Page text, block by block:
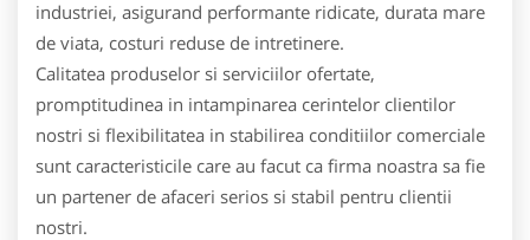
industriei, asigurand performante ridicate, durata mare
de viata, costuri reduse de intretinere.
Calitatea produselor si serviciilor ofertate,
promptitudinea in intampinarea cerintelor clientilor
nostri si flexibilitatea in stabilirea conditiilor comerciale
sunt caracteristicile care au facut ca firma noastra sa fie
un partener de afaceri serios si stabil pentru clientii
nostri.